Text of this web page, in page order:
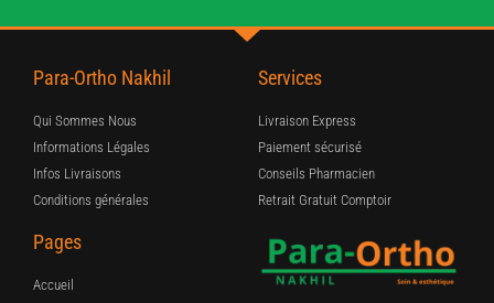
Para-Ortho Nakhil
Qui Sommes Nous
Informations Légales
Infos Livraisons
Conditions générales
Services
Livraison Express
Paiement sécurisé
Conseils Pharmacien
Retrait Gratuit Comptoir
Pages
Accueil